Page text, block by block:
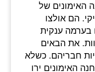
האימונים של
הם אולצו
ענקית
את הבאים
חבריהם. כשלא
האימונים ירו